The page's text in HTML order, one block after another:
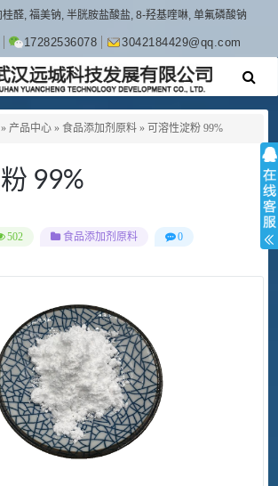
醛, 福美钠, 半胱胺盐酸盐, 8-羟基喹啉, 单氟磷酸钠
17282536078 3042184429@qq.com
» 产品中心 » 食品添加剂原料 » 可溶性淀粉 99%
99%
502 食品添加剂原料 0